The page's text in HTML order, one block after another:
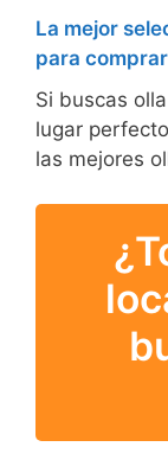
La mejor
para comprar
Si buscas
lugar
las mejores